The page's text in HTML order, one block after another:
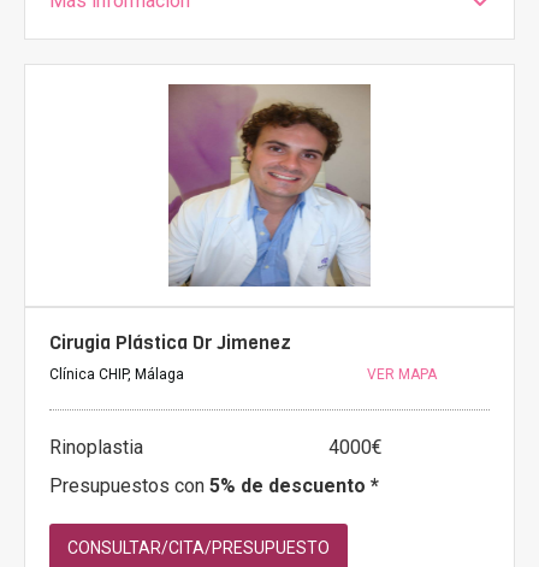
Cirugia Plástica Dr Jimenez
Clínica CHIP, Málaga VER MAPA
Rinoplastia
4000€
Presupuestos con 5% de descuento *
CONSULTAR/CITA/PRESUPUESTO